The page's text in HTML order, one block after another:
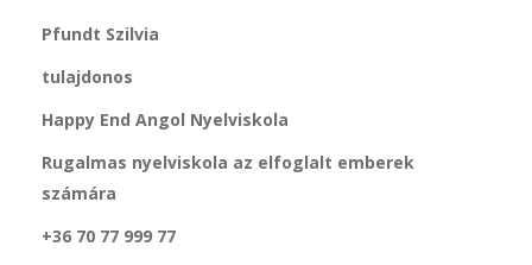
Pfundt Szilvia
tulajdonos
Happy End Angol Nyelviskola
Rugalmas nyelviskola az elfoglalt emberek
számára
+36 70 77 999 77